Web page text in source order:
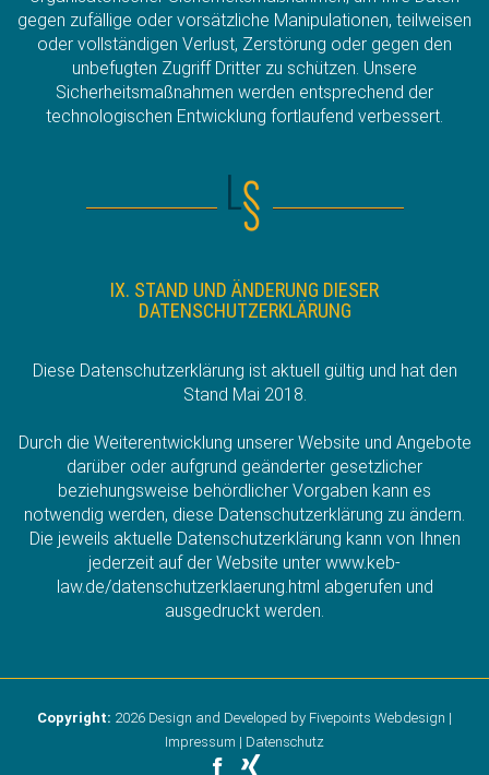
gegen zufällige oder vorsätzliche Manipulationen, teilweisen
oder vollständigen Verlust, Zerstörung oder gegen den
unbefugten Zugriff Dritter zu schützen. Unsere
Sicherheitsmaßnahmen werden entsprechend der
technologischen Entwicklung fortlaufend verbessert.
IX. STAND UND ÄNDERUNG DIESER
DATENSCHUTZERKLÄRUNG
Diese Datenschutzerklärung ist aktuell gültig und hat den
Stand Mai 2018.
Durch die Weiterentwicklung unserer Website und Angebote
darüber oder aufgrund geänderter gesetzlicher
beziehungsweise behördlicher Vorgaben kann es
notwendig werden, diese Datenschutzerklärung zu ändern.
Die jeweils aktuelle Datenschutzerklärung kann von Ihnen
jederzeit auf der Website unter www.keb-
law.de/datenschutzerklaerung.html abgerufen und
ausgedruckt werden.
Copyright: 2026 Design and Developed by Fivepoints Webdesign |
Impressum | Datenschutz